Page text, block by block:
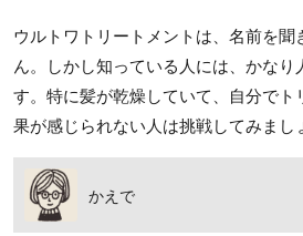
ウルトワトリートメントは、名前を聞
ん。しかし知っている人には、かな
す。特に髪が乾燥していて、自分でト
果が感じられない人は挑戦してみまし
かえで